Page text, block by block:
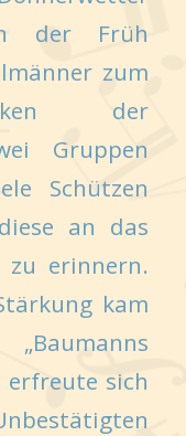
der Früh
zum
der
Gruppen
Schützen
an das
zu erinnern.
kam
erfreute sich